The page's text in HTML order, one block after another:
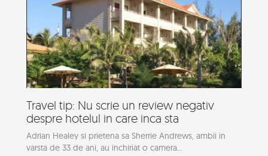
Travel tip: Nu scrie un review negativ
despre hotelul in care inca sta
Adrian Healey si prietena sa Sherrie Andrews, ambii in
varsta de 33 de ani, au inchiriat o camera...